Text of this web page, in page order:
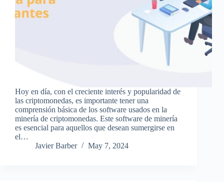
Hoy en día, con el creciente interés y popularidad de
las criptomonedas, es importante tener una
comprensión básica de los software usados en la
minería de criptomonedas. Este software de minería
es esencial para aquellos que desean sumergirse en
el…
Javier Barber
May 7, 2024